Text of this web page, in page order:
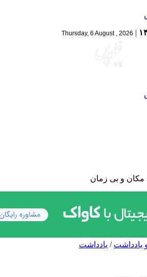
|
Thursday, 6 August , 2026
مکان و بی زمان
یادداشت / یادداشت